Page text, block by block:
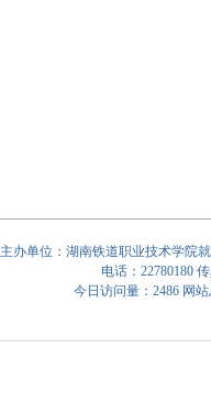
主办单位：湖南铁道职业技术学院
电话：22780180
今日访问量：2486 网